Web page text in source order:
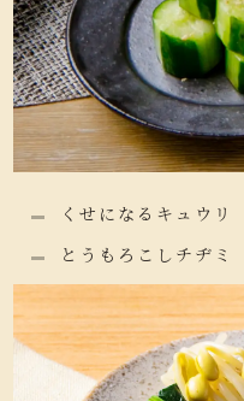
くせになるキュウリ
とうもろこしチヂミ